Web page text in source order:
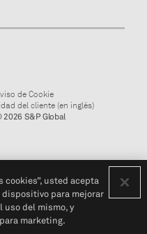
de Cookie
del cliente (en inglés)
2026 S&P Global
cookies”, usted acepta
dispositivo para mejorar
uso del mismo, y
marketing.